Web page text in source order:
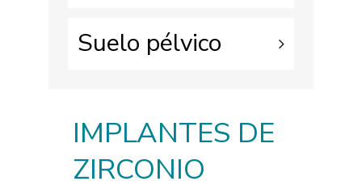
Suelo pélvico
IMPLANTES DE
ZIRCONIO